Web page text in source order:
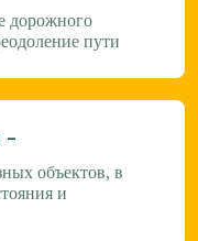
дорожного
пути
-
объектов, в
и